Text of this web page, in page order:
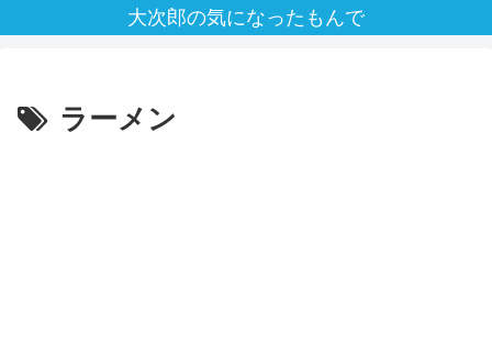
大次郎の気になったもんで
ラーメン